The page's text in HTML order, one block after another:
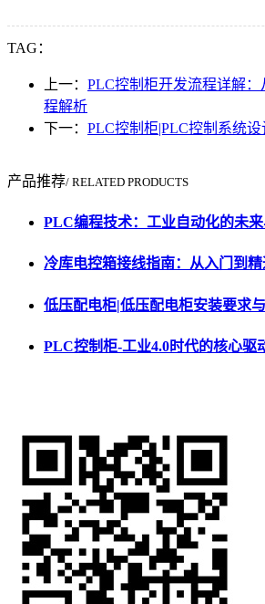
TAG：
上一： PLC控制柜开发流程详解
程解析
下一： PLC控制柜|PLC控制系统设
产品推荐/ RELATED PRODUCTS
PLC编程技术：工业自动化的未
冷库电控箱接线指南：从入门到精
低压配电柜|低压配电柜安装要求
PLC控制柜-工业4.0时代的核心驱